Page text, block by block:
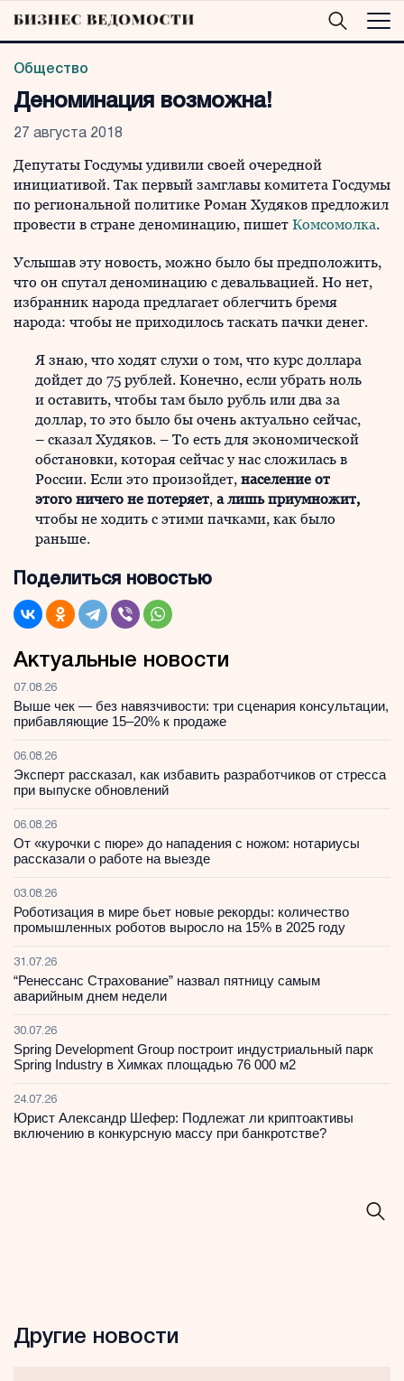
Общество
Деноминация возможна!
27 августа 2018
Депутаты Госдумы удивили своей очередной
инициативой. Так первый замглавы комитета Госдумы
по региональной политике Роман Худяков предложил
провести в стране деноминацию, пишет Комсомолка.
Услышав эту новость, можно было бы предположить,
что он спутал деноминацию с девальвацией. Но нет,
избранник народа предлагает облегчить бремя
народа: чтобы не приходилось таскать пачки денег.
Я знаю, что ходят слухи о том, что курс доллара
дойдет до 75 рублей. Конечно, если убрать ноль
и оставить, чтобы там было рубль или два за
доллар, то это было бы очень актуально сейчас,
– сказал Худяков. – То есть для экономической
обстановки, которая сейчас у нас сложилась в
России. Если это произойдет, население от
этого ничего не потеряет, а лишь приумножит,
чтобы не ходить с этими пачками, как было
раньше.
Поделиться новостью
Актуальные новости
07.08.26
Выше чек — без навязчивости: три сценария консультации,
прибавляющие 15–20% к продаже
06.08.26
Эксперт рассказал, как избавить разработчиков от стресса
при выпуске обновлений
06.08.26
От «курочки с пюре» до нападения с ножом: нотариусы
рассказали о работе на выезде
03.08.26
Роботизация в мире бьет новые рекорды: количество
промышленных роботов выросло на 15% в 2025 году
31.07.26
“Ренессанс Страхование” назвал пятницу самым
аварийным днем недели
30.07.26
Spring Development Group построит индустриальный парк
Spring Industry в Химках площадью 76 000 м2
24.07.26
Юрист Александр Шефер: Подлежат ли криптоактивы
включению в конкурсную массу при банкротстве?
Другие новости